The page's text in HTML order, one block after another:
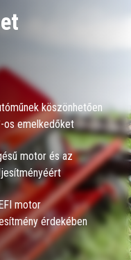
köszönhetően
os emelkedőket
motor és az
motor
érdekében